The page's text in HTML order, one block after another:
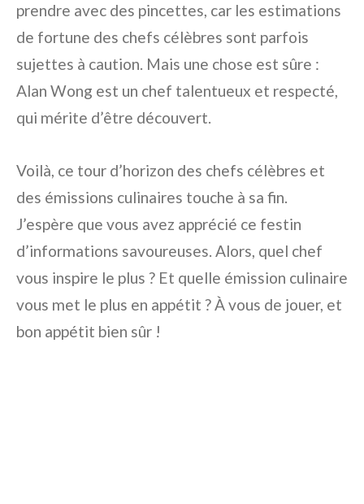
prendre avec des pincettes, car les estimations
de fortune des chefs célèbres sont parfois
sujettes à caution. Mais une chose est sûre :
Alan Wong est un chef talentueux et respecté,
qui mérite d’être découvert.
Voilà, ce tour d’horizon des chefs célèbres et
des émissions culinaires touche à sa fin.
J’espère que vous avez apprécié ce festin
d’informations savoureuses. Alors, quel chef
vous inspire le plus ? Et quelle émission culinaire
vous met le plus en appétit ? À vous de jouer, et
bon appétit bien sûr !